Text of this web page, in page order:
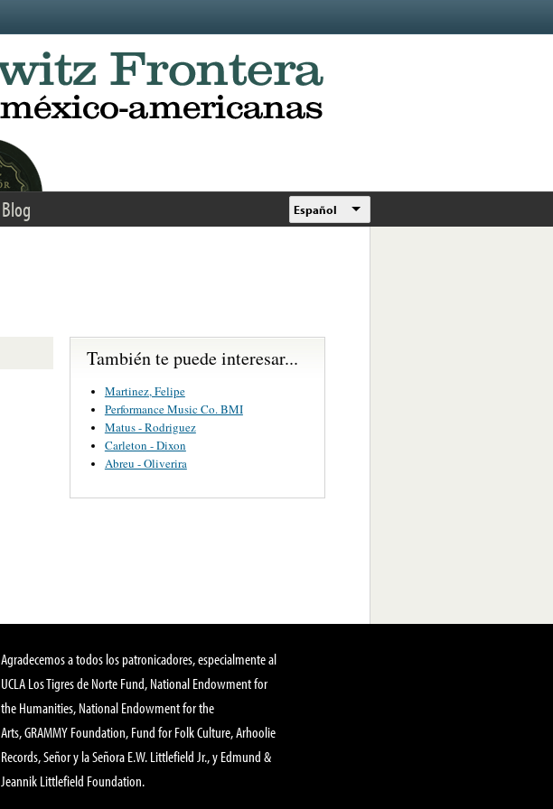
Blog Español
También te puede interesar...
Martinez, Felipe
Performance Music Co. BMI
Matus - Rodriguez
Carleton - Dixon
Abreu - Oliverira
Agradecemos a todos los patronicadores, especialmente al
UCLA Los Tigres de Norte Fund, National Endowment for
the Humanities, National Endowment for the
Arts, GRAMMY Foundation, Fund for Folk Culture, Arhoolie
Records, Señor y la Señora E.W. Littlefield Jr., y Edmund &
Jeannik Littlefield Foundation.